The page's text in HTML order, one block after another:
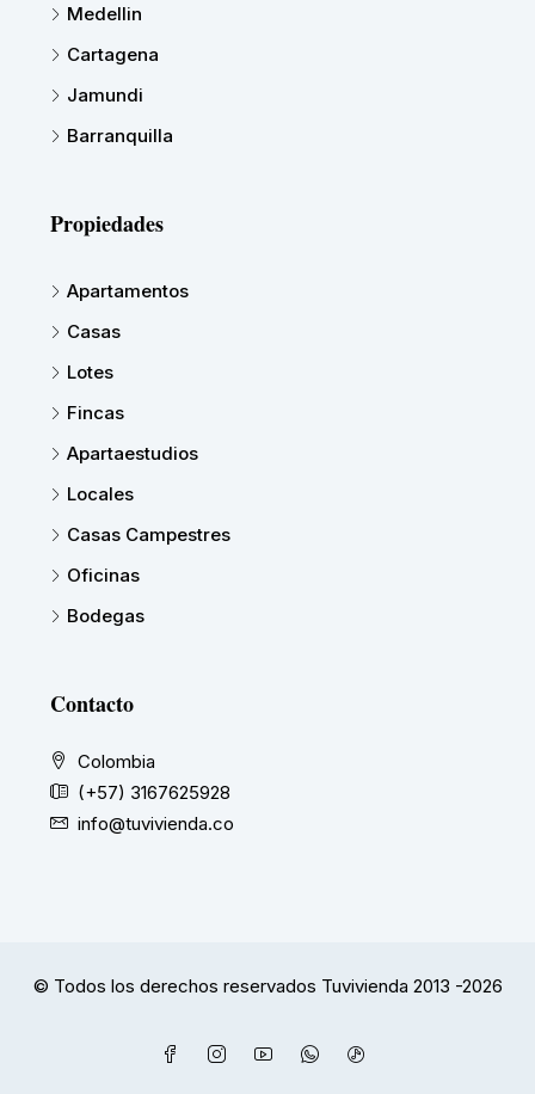
Medellin
Cartagena
Jamundi
Barranquilla
Propiedades
Apartamentos
Casas
Lotes
Fincas
Apartaestudios
Locales
Casas Campestres
Oficinas
Bodegas
Contacto
Colombia
(+57) 3167625928
info@tuvivienda.co
© Todos los derechos reservados Tuvivienda 2013 -2026